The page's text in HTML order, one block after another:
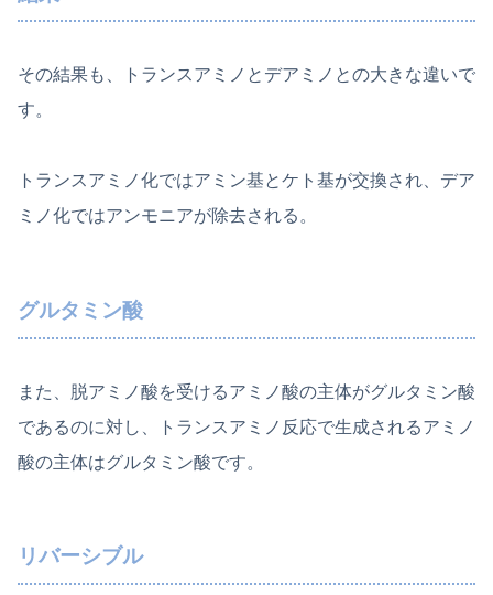
その結果も、トランスアミノとデアミノとの大きな違いで
す。
トランスアミノ化ではアミン基とケト基が交換され、デア
ミノ化ではアンモニアが除去される。
グルタミン酸
また、脱アミノ酸を受けるアミノ酸の主体がグルタミン酸
であるのに対し、トランスアミノ反応で生成されるアミノ
酸の主体はグルタミン酸です。
リバーシブル